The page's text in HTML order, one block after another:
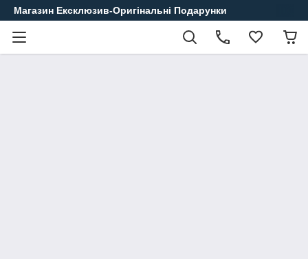
Магазин Ексклюзив-Оригінальні Подарунки